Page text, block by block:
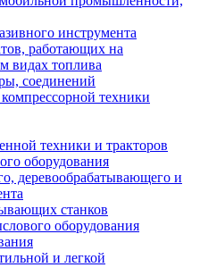
инструмента
работающих на
видах топлива
соединений
техники
техники и тракторов
оборудования
деревообрабатывающего и
станков
оборудования
и легкой